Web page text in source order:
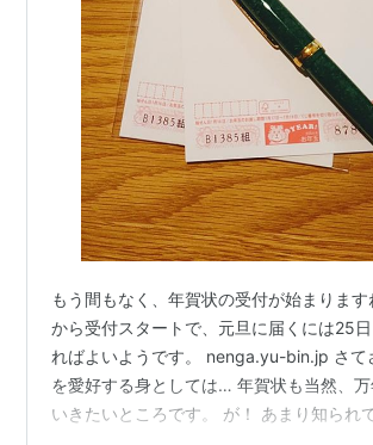
もう間もなく、年賀状の受付が始まります
から受付スタートで、元旦に届くには25
ればよいようです。 nenga.yu-bin.jp さて
を愛好する身としては… 年賀状も当然、万
いきたいところです。 が！ あまり知られ